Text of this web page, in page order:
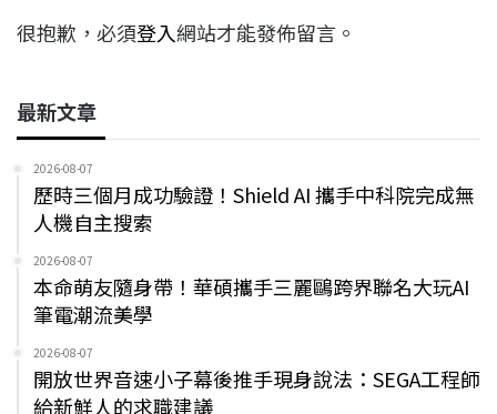
很抱歉，必須登入網站才能發佈留言。
最新文章
2026-08-07
歷時三個月成功驗證！Shield AI 攜手中科院完成無
人機自主搜索
2026-08-07
本命萌友隨身帶！華碩攜手三麗鷗跨界聯名大玩AI
筆電潮流美學
2026-08-07
開放世界音速小子幕後推手現身說法：SEGA工程師
給新鮮人的求職建議